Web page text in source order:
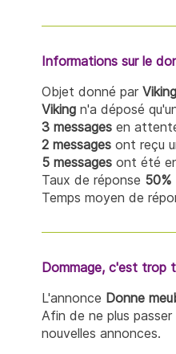
Informations sur le
Objet donné par Viking
Viking n'a déposé
3 messages en
2 messages ont reçu
5 messages ont été
Taux de réponse 50%
Temps moyen de
Dommage, c'est trop
L'annonce Donne
Afin de ne plus
nouvelles annonces.